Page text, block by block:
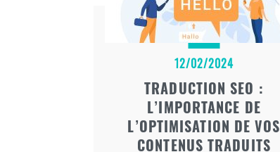
12/02/2024
TRADUCTION SEO :
L’IMPORTANCE DE
L’OPTIMISATION DE VOS
CONTENUS TRADUITS